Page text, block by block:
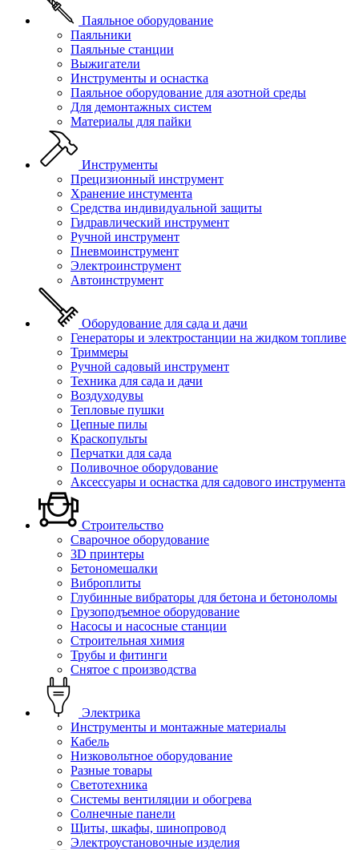
Паяльное оборудование
Паяльники
Паяльные станции
Выжигатели
Инструменты и оснастка
Паяльное оборудование для азотной среды
Для демонтажных систем
Материалы для пайки
Инструменты
Прецизионный инструмент
Хранение инстумента
Средства индивидуальной защиты
Гидравлический инструмент
Ручной инструмент
Пневмоинструмент
Электроинструмент
Автоинструмент
Оборудование для сада и дачи
Генераторы и электростанции на жидком топливе
Триммеры
Ручной садовый инструмент
Техника для сада и дачи
Воздуходувы
Тепловые пушки
Цепные пилы
Краскопульты
Перчатки для сада
Поливочное оборудование
Аксессуары и оснастка для садового инструмента
Строительство
Сварочное оборудование
3D принтеры
Бетономешалки
Виброплиты
Глубинные вибраторы для бетона и бетоноломы
Грузоподъемное оборудование
Насосы и насосные станции
Строительная химия
Трубы и фитинги
Снятое с производства
Электрика
Инструменты и монтажные материалы
Кабель
Низковольтное оборудование
Разные товары
Светотехника
Системы вентиляции и обогрева
Солнечные панели
Щиты, шкафы, шинопровод
Электроустановочные изделия